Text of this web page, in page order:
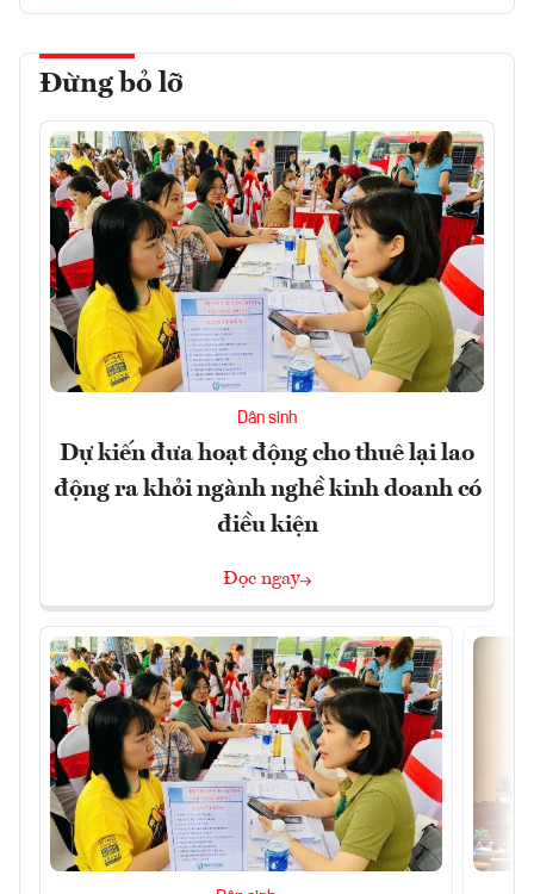
Đừng bỏ lỡ
Dân sinh
Dự kiến đưa hoạt động cho thuê lại lao
động ra khỏi ngành nghề kinh doanh có
điều kiện
Đọc ngay